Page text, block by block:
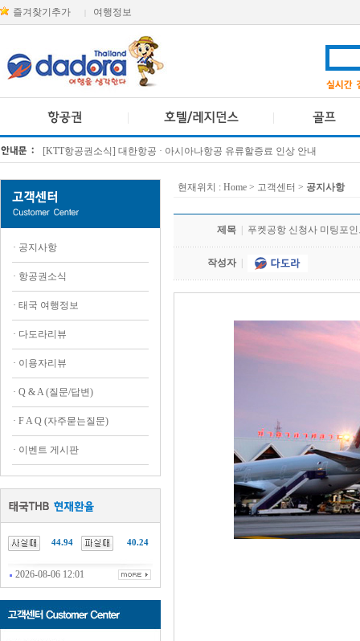
즐겨찾기추가 여행정보
[KTT항공권소식] 대한항공 · 아시아나항공 유류할증료 인상 안내
· 공지사항
· 항공권소식
· 태국 여행정보
· 다도라리뷰
· 이용자리뷰
· Q & A (질문/답변)
· F A Q (자주묻는질문)
· 이벤트 게시판
44.94 40.24
2026-08-06 12:01
현재위치 : Home > 고객센터 > 공지사항
제목 푸켓공항 신청사 미팅포
작성자